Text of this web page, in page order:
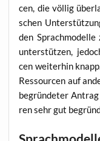
cen, die völ­lig
schen
den
unter­stüt­zen,
cen wei­ter­hin
Res­sour­cen auf
begrün­de­ter
ren sehr gut